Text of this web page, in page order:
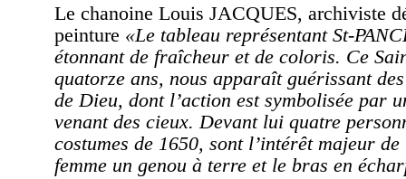
Le chanoine Louis JACQUES, archiviste
peinture «Le tableau représentant St-
étonnant de fraîcheur et de coloris. Ce
quatorze ans, nous apparaît guérissant
de Dieu, dont l’action est symbolisée par
venant des cieux. Devant lui quatre
costumes de 1650, sont l’intérêt majeur
femme un genou à terre et le bras en